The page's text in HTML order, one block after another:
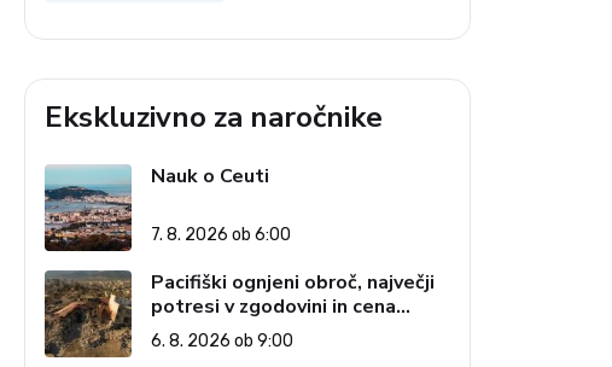
Ekskluzivno za naročnike
Nauk o Ceuti
7. 8. 2026 ob 6:00
Pacifiški ognjeni obroč, največji
potresi v zgodovini in cena
pozabe
6. 8. 2026 ob 9:00